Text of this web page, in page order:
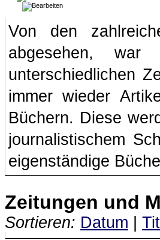
Von den
abgesehen,
unterschiedlichen
immer wieder
Büchern. Diese
journalistischem
eigenständige
Zeitungen und
Sortieren: Datum